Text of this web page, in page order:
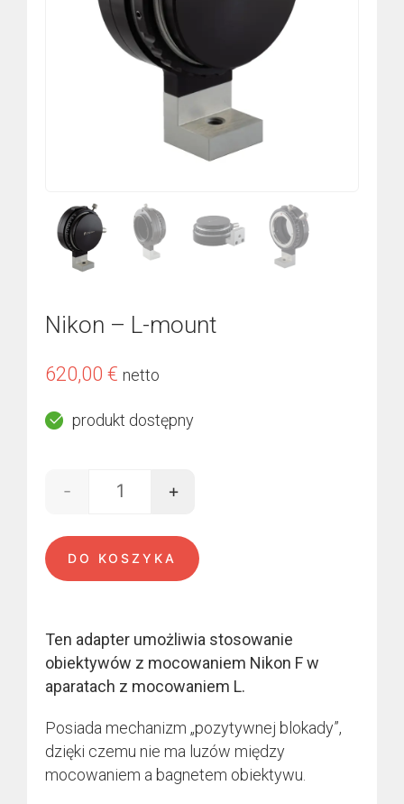
Nikon – L-mount
620,00 € netto
produkt dostępny
ilość Nikon - L-mount
- +
DO KOSZYKA
Ten adapter umożliwia stosowanie
obiektywów z mocowaniem Nikon F w
aparatach z mocowaniem L.
Posiada mechanizm „pozytywnej blokady”,
dzięki czemu nie ma luzów między
mocowaniem a bagnetem obiektywu.